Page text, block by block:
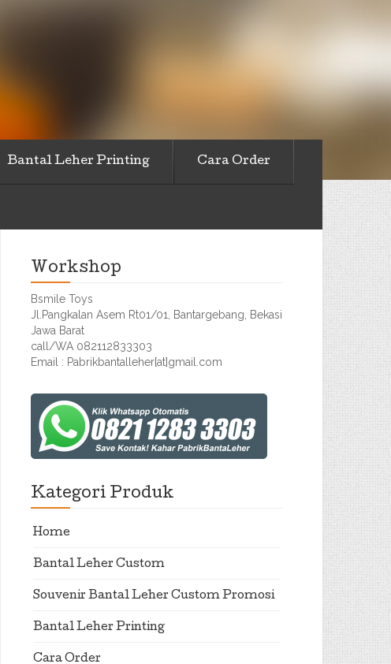
Bantal Leher Printing Cara Order
Workshop
Bsmile Toys
Jl.Pangkalan Asem Rt01/01, Bantargebang, Bekasi
Jawa Barat
call/WA 082112833303
Email : Pabrikbantalleher[at]gmail.com
Kategori Produk
Home
Bantal Leher Custom
Souvenir Bantal Leher Custom Promosi
Bantal Leher Printing
Cara Order